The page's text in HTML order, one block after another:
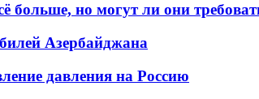
но могут ли они
Азербайджана
давления на Россию